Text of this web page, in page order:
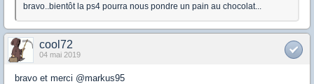
bravo..bientôt la ps4 pourra nous pondre un pain au chocolat...
cool72
04 mai 2019
bravo et merci @markus95